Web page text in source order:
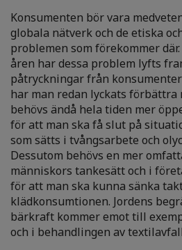
Konsumenten bör vara
globala nätverk och de etiska
problemen som förekommer
åren har dessa problem lyfts
påtryckningar från
har man redan lyckats förbättra
behövs ändå hela tiden mer
för att man ska få slut på
som sätts i tvångsarbete och
Dessutom behövs en mer
människors tankesätt och i
för att man ska kunna sänka
klädkonsumtionen. Jordens
bärkraft kommer emot till
och i behandlingen av